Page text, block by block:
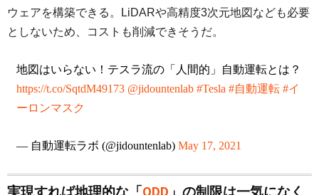
ウェアを構築できる。LiDARや高精度3次元地図なども必要
としないため、コストも削減できそうだ。
地図はいらない！テスラ流の「人間的」自動運転とは？
https://t.co/SqtdM49173 @jidountenlab #Tesla #自動運転 #イ
ーロンマスク
— 自動運転ラボ (@jidountenlab) May 17, 2021